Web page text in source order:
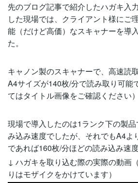
先のブログ記事で紹介したハガキ入
した現場では、クライアント様にご
能（だけど高価）なスキャナーを導
た。
キャノン製のスキャナーで、高速読
A4サイズが140枚/分で読み取り可能
てはタイトル画像をご確認ください）
現場で導入したのは1ランク下の製
み込み速度でしたが、それでもA4よ
であれば160枚/分ほどの読み込み速度
↓ ハガキを取り込む際の実際の動画
りはモザイクをかけています）